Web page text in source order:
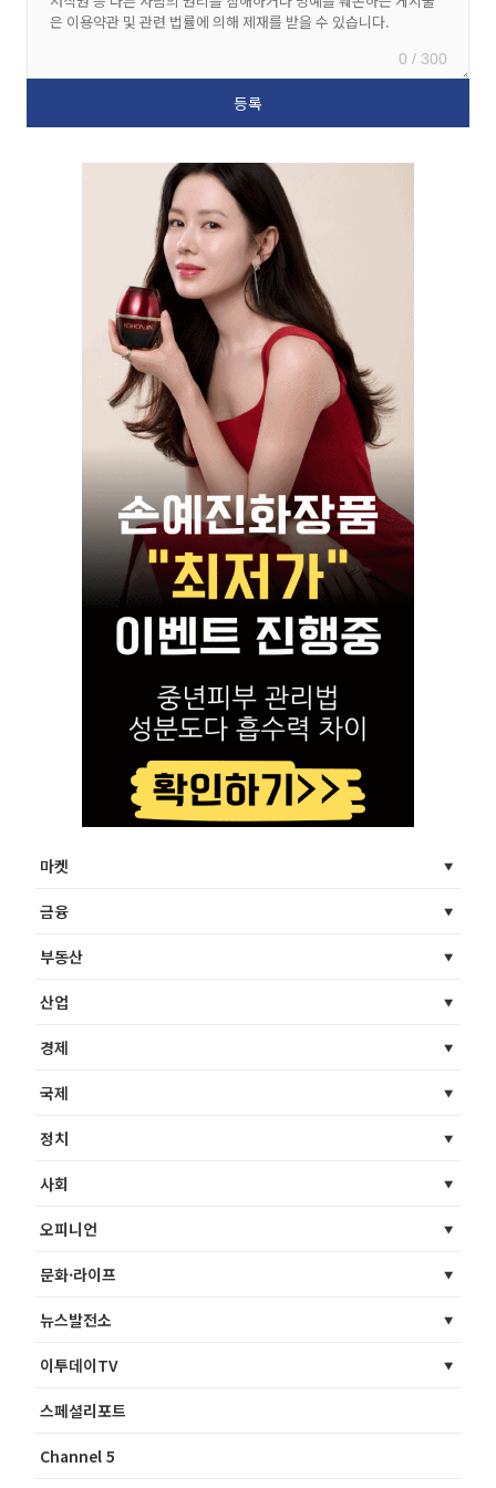
0 / 300
마켓
금융
부동산
산업
경제
국제
정치
사회
오피니언
문화·라이프
뉴스발전소
이투데이TV
스페셜리포트
Channel 5